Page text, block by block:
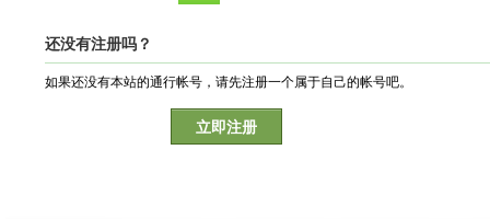
还没有注册吗？
如果还没有本站的通行帐号，请先注册一个属于自己的帐号吧。
立即注册